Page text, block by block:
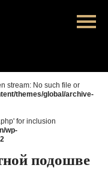
stream: No such file or
themes/global/archive-
for inclusion
wp-
2
подошве